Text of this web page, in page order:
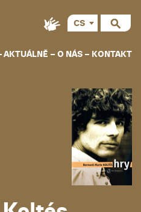
AKTUÁLNĚ O NÁS KONTAKT
CS